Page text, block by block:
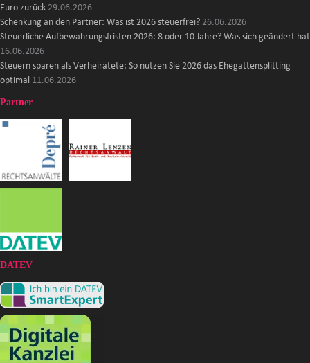
Euro zurück 29.06.2026
Schenkung an den Partner: Was ist 2026 steuerfrei? 26.06.2026
Steuerliche Aufbewahrungsfristen 2026: 8 oder 10 Jahre? Was sich geändert hat
16.06.2026
Steuern sparen als Verheiratete: So nutzen Sie 2026 das Ehegattensplitting
optimal 11.06.2026
Partner
DATEV